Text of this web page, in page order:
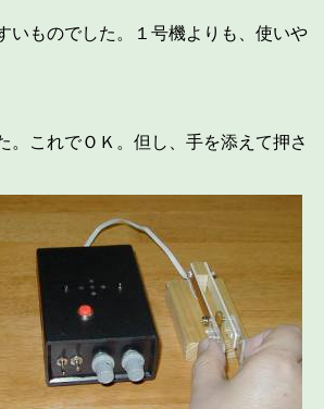
いものでした。１号機よりも、使いや
これでＯＫ。但し、手を添えて押さ